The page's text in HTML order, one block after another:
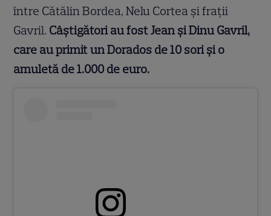
între Cătălin Bordea, Nelu Cortea și frații
Gavril. Câștigători au fost Jean și Dinu Gavril,
care au primit un Dorados de 10 sori și o
amuletă de 1.000 de euro.